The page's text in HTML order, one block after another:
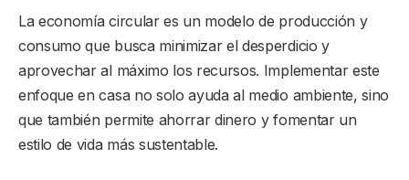
La economía circular es un modelo de producción y
consumo que busca minimizar el desperdicio y
aprovechar al máximo los recursos. Implementar este
enfoque en casa no solo ayuda al medio ambiente, sino
que también permite ahorrar dinero y fomentar un
estilo de vida más sustentable.